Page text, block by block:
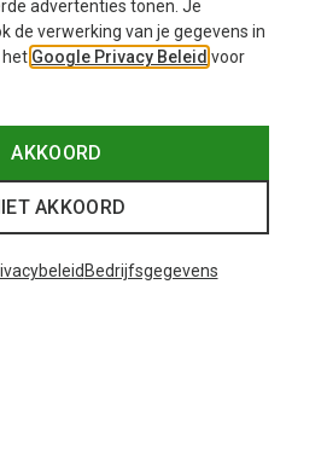
advertenties tonen. Je
de verwerking van je gegevens in
het Google Privacy Beleid voor
AKKOORD
AKKOORD
Bedrijfsgegevens